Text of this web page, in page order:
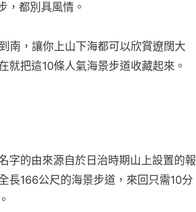
，都別具風情。
南，讓你上山下海都可以欣賞遼闊大
就把這10條人氣海景步道收藏起來。
字的由來源自於日治時期山上設置的報
長166公尺的海景步道，來回只需10分